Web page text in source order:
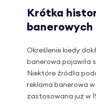
Krótka
banerowych
Określenie kiedy
banerowa pojawiła
Niektóre źródła
reklama banerowa
zastosowana już w